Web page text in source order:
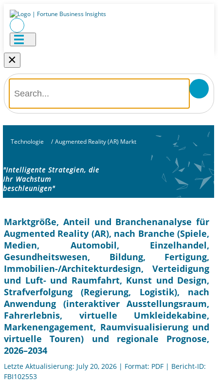
×
Technologie / Augmented Reality (AR) Markt
"Intelligente Strategien, die
Ihr Wachstum
beschleunigen"
Marktgröße, Anteil und Branchenanalyse für
Augmented Reality (AR), nach Branche (Spiele,
Medien, Automobil, Einzelhandel,
Gesundheitswesen, Bildung, Fertigung,
Immobilien-/Architekturdesign, Verteidigung
und Luft- und Raumfahrt, Kunst und Design,
Strafverfolgung (Regierung, Logistik), nach
Anwendung (interaktiver Ausstellungsraum,
Fahrerlebnis, virtuelle Umkleidekabine,
Markenengagement, Raumvisualisierung und
virtuelle Touren) und regionale Prognose,
2026–2034
Letzte Aktualisierung: July 20, 2026 | Format: PDF | Bericht-ID:
FBI102553